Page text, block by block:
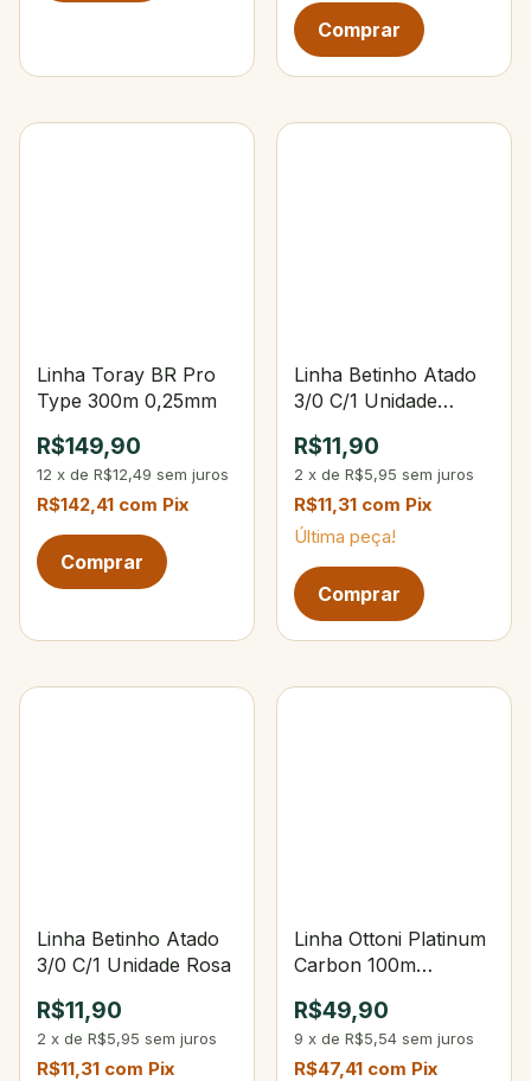
Linha Toray BR Pro
Type 300m 0,25mm
R$149,90
12 x de R$12,49 sem juros
R$142,41 com Pix
Linha Betinho Atado
3/0 C/1 Unidade
R$11,90
2 x de R$5,95 sem juros
R$11,31 com Pix
Última peça!
Linha Betinho Atado
3/0 C/1 Unidade Rosa
R$11,90
2 x de R$5,95 sem juros
R$11,31 com Pix
Linha Ottoni Platinum
Carbon 100m
R$49,90
9 x de R$5,54 sem juros
R$47,41 com Pix